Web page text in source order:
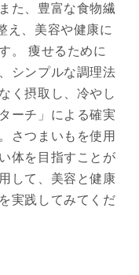
た、豊富な食物繊
え、美容や健康に
。 痩せるために
シンプルな調理法
く摂取し、冷やし
ーチ」による確実
さつまいもを使用
体を目指すことが
して、美容と健康
実践してみてくだ